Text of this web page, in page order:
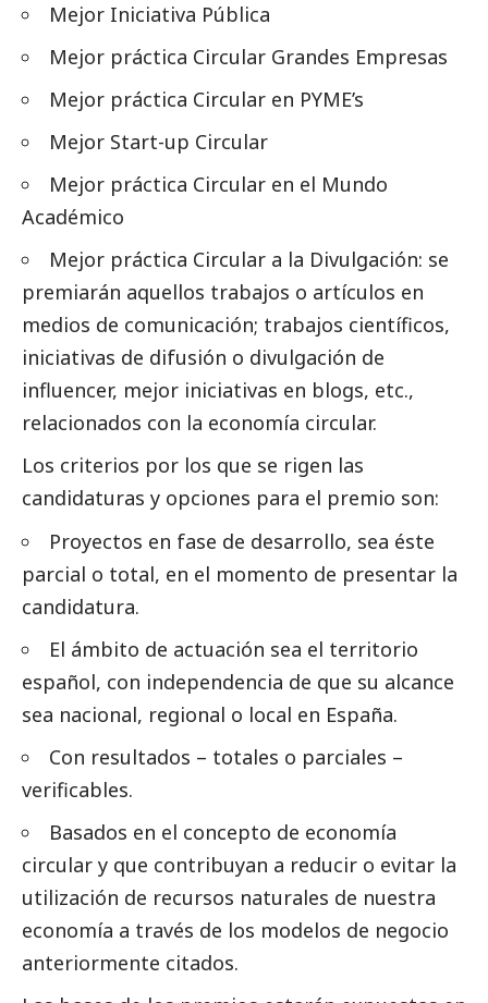
Mejor Iniciativa Pública
Mejor práctica Circular Grandes Empresas
Mejor práctica Circular en PYME’s
Mejor Start-up Circular
Mejor práctica Circular en el Mundo
Académico
Mejor práctica Circular a la Divulgación: se
premiarán aquellos trabajos o artículos en
medios de comunicación; trabajos científicos,
iniciativas de difusión o divulgación de
influencer, mejor iniciativas en blogs, etc.,
relacionados con la economía circular.
Los criterios por los que se rigen las
candidaturas y opciones para el premio son:
Proyectos en fase de desarrollo, sea éste
parcial o total, en el momento de presentar la
candidatura.
El ámbito de actuación sea el territorio
español, con independencia de que su alcance
sea nacional, regional o local en España.
Con resultados – totales o parciales –
verificables.
Basados en el concepto de economía
circular y que contribuyan a reducir o evitar la
utilización de recursos naturales de nuestra
economía a través de los modelos de negocio
anteriormente citados.